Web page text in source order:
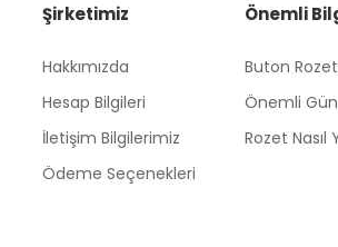
Şirketimiz
Hakkımızda
Hesap Bilgileri
İletişim Bilgilerimiz
Ödeme Seçenekleri
Önemli
Buton
Önemli
Rozet Nasıl